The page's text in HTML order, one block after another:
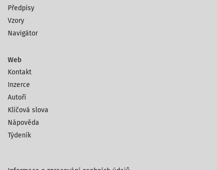
Předpisy
Vzory
Navigátor
Web
Kontakt
Inzerce
Autoři
Klíčová slova
Nápověda
Týdeník